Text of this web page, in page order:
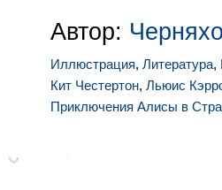
Автор:
Иллюстрация, Литература,
Кит Честертон, Льюис
Приключения Алисы в